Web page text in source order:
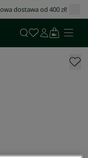
400 zł!